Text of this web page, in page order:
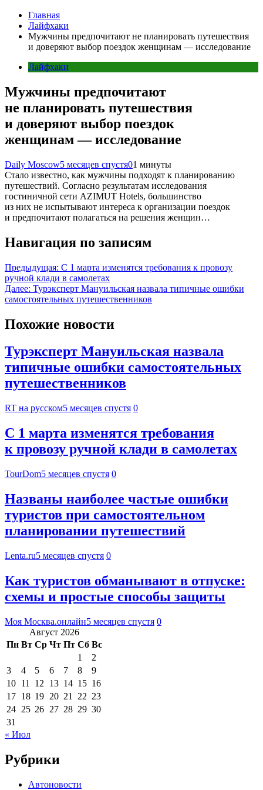
Главная
Лайфхаки
Мужчины предпочитают не планировать путешествия
и доверяют выбор поездок женщинам — исследование
Лайфхаки
Мужчины предпочитают
не планировать путешествия
и доверяют выбор поездок
женщинам — исследование
Daily Moscow5 месяцев спустя01 минуты
Стало известно, как мужчины подходят к планированию
путешествий. Согласно результатам исследования
гостиничной сети AZIMUT Hotels, большинство
из них не испытывают интереса к организации поездок
и предпочитают полагаться на решения женщин…
Навигация по записям
Предыдущая: С 1 марта изменятся требования к провозу
ручной клади в самолетах
Далее: Турэксперт Мануильская назвала типичные ошибки
самостоятельных путешественников
Похожие новости
Турэксперт Мануильская назвала
типичные ошибки самостоятельных
путешественников
RT на русском5 месяцев спустя 0
С 1 марта изменятся требования
к провозу ручной клади в самолетах
TourDom5 месяцев спустя 0
Названы наиболее частые ошибки
туристов при самостоятельном
планировании путешествий
Lenta.ru5 месяцев спустя 0
Как туристов обманывают в отпуске:
схемы и простые способы защиты
Моя Москва.онлайн5 месяцев спустя 0
Август 2026
Пн Вт Ср Чт Пт Сб Вс
1
2
3
4 5 6 7 8
9
10 11 12 13 14 15 16
17 18 19 20 21 22 23
24 25 26 27 28 29 30
31
« Июл
Рубрики
Автоновости